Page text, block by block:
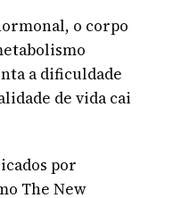
o corpo
a dificuldade
de vida cai
por
The New